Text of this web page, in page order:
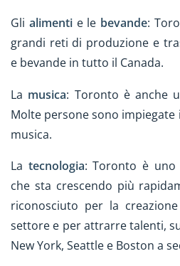
Gli alimentie le bevande:
grandi reti di produzione e
e bevande in tutto il Canada.
La musica: Toronto è anche
Molte persone sono impiegate
musica.
La tecnologia: Toronto è uno
che sta crescendo più
riconosciuto per la
settore e per attrarre talenti,
New York, Seattle e Boston a